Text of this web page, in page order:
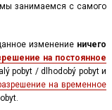
занимаемся с самого
изменение ничего
на постоянное
pobyt / dlhodobý pobyt и
на временное